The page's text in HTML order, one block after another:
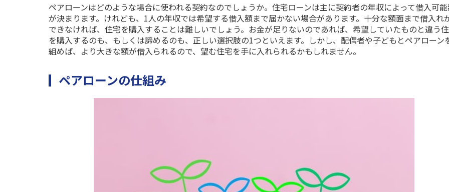
ペアローンはどのような場合に使われる契約なのでしょうか。住宅ローンは主に契約者の年収によって借入可
が決まります。けれども、 1人の年収では希望する借入額まで届かない場合があります。十分な額面まで借入れ
できなければ、住宅を購入することは難しいでしょう。お金が足りないのであれば、希望していたものと違う
を購入するのも、もしくは諦めるのも、正しい選択肢の1つといえます。しかし、配偶者や子どもとペアローン
組めば、より大きな額が借入られるので、望む住宅を手に入れられるかもしれません。
ペアローンの仕組み